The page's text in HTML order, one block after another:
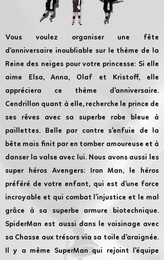
Vous voulez organiser une fête
d'anniversaire inoubliable sur le thème de la
Reine des neiges pour votre princesse: Si elle
aime Elsa, Anna, Olaf et Kristoff, elle
appréciera ce thème d'anniversaire.
Cendrillon quant à elle, recherche le prince de
ses rêves avec sa superbe robe bleue à
paillettes. Belle par contre s'enfuie de la
bête mais finit par en tomber amoureuse et à
danser la valse avec lui. Nous avons aussi les
super héros Avengers: Iron Man, le héros
préféré de votre enfant, qui est d’une force
incroyable et qui combat l’injustice et le mal
grâce à sa superbe armure biotechnique.
SpiderMan est aussi dans le voisinage avec
sa Chasse aux trésors via sa toile d'araignée.
Il y a même SuperMan qui rejoint l'équipe